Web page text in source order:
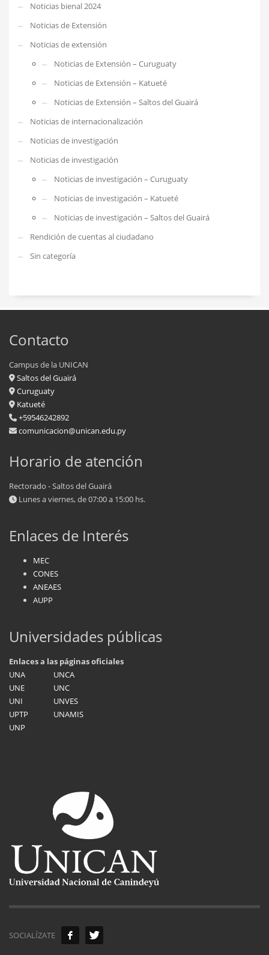
Noticias bienal 2024
Noticias de Extensión
Noticias de extensión
Noticias de Extensión – Curuguaty
Noticias de Extensión – Katueté
Noticias de Extensión – Saltos del Guairá
Noticias de internacionalización
Noticias de investigación
Noticias de investigación
Noticias de investigación – Curuguaty
Noticias de investigación – Katueté
Noticias de investigación – Saltos del Guairá
Rendición de cuentas al ciudadano
Sin categoría
Contacto
Campus de la UNICAN
Saltos del Guairá
Curuguaty
Katueté
+59546242892
comunicacion@unican.edu.py
Horario de atención
Rectorado - Saltos del Guairá
Lunes a viernes, de 07:00 a 15:00 hs.
Enlaces de Interés
MEC
CONES
ANEAES
AUPP
Universidades públicas
Enlaces a las páginas oficiales
UNA
UNCA
UNE
UNC
UNI
UNVES
UPTP
UNAMIS
UNP
SOCIALÍZATE